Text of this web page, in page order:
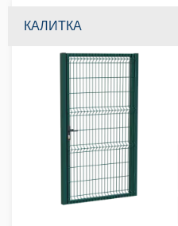
КАЛИТКА